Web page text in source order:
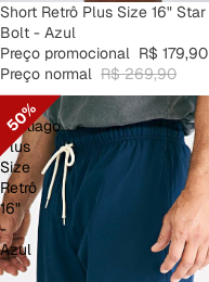
PROMOÇÃO
Short Retrô Plus Size 16" Star
Bolt - Azul
Preço promocional R$ 179,90
Preço normal R$ 269,90
50%
Shorts
Santiago
Plus
Size
Retrô
16"
-
Azul